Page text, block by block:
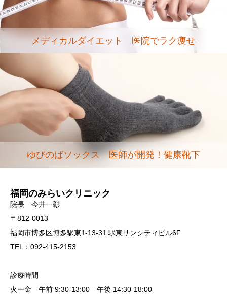
メディカルダイエット 医院でラク痩せ
ゆびのばソックス 医師が開発！健康靴下
福岡のみらいクリニック
院長 今井一彰
〒812-0013
福岡市博多区博多駅東1-13-31 駅東サンシティビル6F
TEL：092-415-2153
診療時間
火ー金 午前 9:30-13:00 午後 14:30-18:00